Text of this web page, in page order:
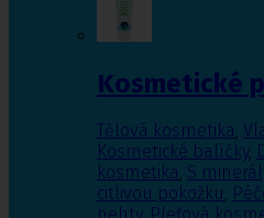
Kosmetické
Tělová kosmetika,
Kosmetické balíčky,
kosmetika, S
citlivou pokožku,